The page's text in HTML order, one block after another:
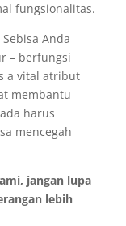
fungsionalitas.
Anda
– berfungsi
a vital atribut
membantu
harus
mencegah
jangan lupa
lebih